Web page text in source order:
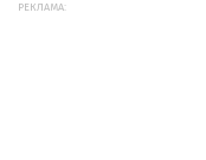
РЕКЛАМА: